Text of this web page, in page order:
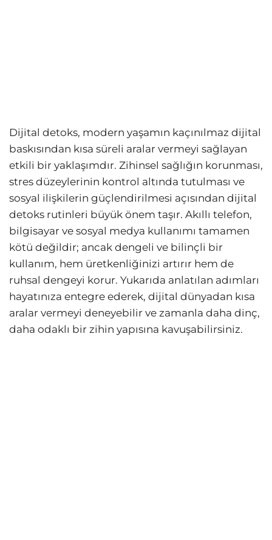
Dijital detoks, modern yaşamın kaçınılmaz dijital
baskısından kısa süreli aralar vermeyi sağlayan
etkili bir yaklaşımdır. Zihinsel sağlığın korunması,
stres düzeylerinin kontrol altında tutulması ve
sosyal ilişkilerin güçlendirilmesi açısından dijital
detoks rutinleri büyük önem taşır. Akıllı telefon,
bilgisayar ve sosyal medya kullanımı tamamen
kötü değildir; ancak dengeli ve bilinçli bir
kullanım, hem üretkenliğinizi artırır hem de
ruhsal dengeyi korur. Yukarıda anlatılan adımları
hayatınıza entegre ederek, dijital dünyadan kısa
aralar vermeyi deneyebilir ve zamanla daha dinç,
daha odaklı bir zihin yapısına kavuşabilirsiniz.